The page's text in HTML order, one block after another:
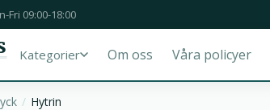
Fri 09:00-18:00
Kategorier Om oss Våra policyer
Hytrin